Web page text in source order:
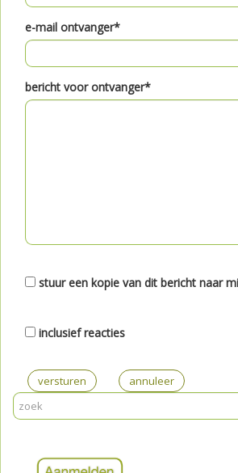
e-mail ontvanger*
bericht voor ontvanger*
stuur een kopie van dit bericht naar
inclusief reacties
versturen